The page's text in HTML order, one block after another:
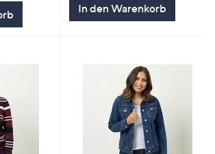
In den Warenkorb